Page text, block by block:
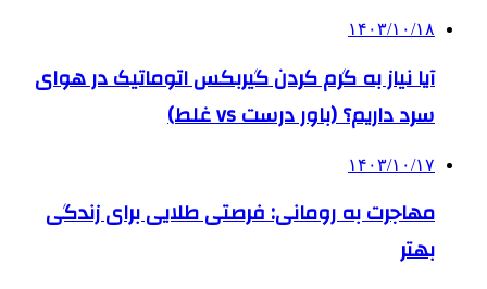
۱۴۰۳/۱۰/۱۸
آیا نیاز به گرم کردن گیربکس اتوماتیک در هوای
سرد داریم؟ (باور درست vs غلط)
۱۴۰۳/۱۰/۱۷
مهاجرت به رومانی: فرصتی طلایی برای زندگی
بهتر